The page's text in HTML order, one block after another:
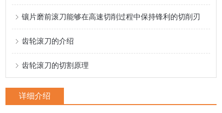
镶片磨前滚刀能够在高速切削过程中保持锋利的切削刃
齿轮滚刀的介绍
齿轮滚刀的切割原理
详细介绍